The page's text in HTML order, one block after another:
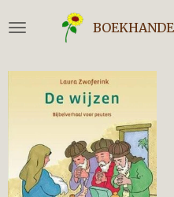
direct
de
hoofdinhoud